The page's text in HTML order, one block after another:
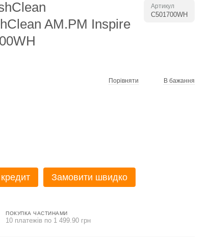
AM.PM Inspire
Артикул
C501700WH
Порівняти В бажання
Замовити швидко
ПОКУПКА ЧАСТИНАМИ
10 платежів по 1 499.90 грн